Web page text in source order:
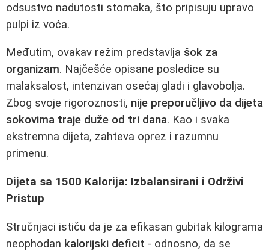
odsustvo nadutosti stomaka, što pripisuju upravo
pulpi iz voća.
Međutim, ovakav režim predstavlja šok za
organizam. Najčešće opisane posledice su
malaksalost, intenzivan osećaj gladi i glavobolja.
Zbog svoje rigoroznosti, nije preporučljivo da dijeta
sokovima traje duže od tri dana. Kao i svaka
ekstremna dijeta, zahteva oprez i razumnu
primenu.
Dijeta sa 1500 Kalorija: Izbalansirani i Održivi
Pristup
Stručnjaci ističu da je za efikasan gubitak kilograma
neophodan kalorijski deficit - odnosno, da se